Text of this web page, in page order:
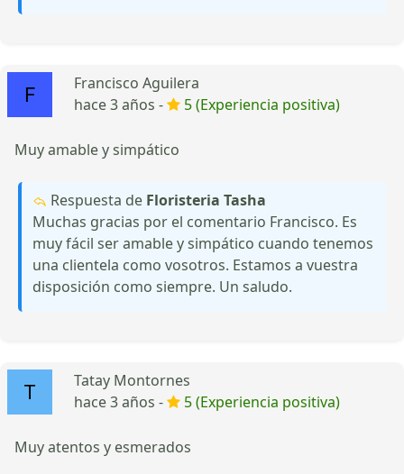
Francisco Aguilera
hace 3 años -
5 (Experiencia positiva)
Muy amable y simpático
Respuesta de Floristeria Tasha
Muchas gracias por el comentario Francisco. Es
muy fácil ser amable y simpático cuando tenemos
una clientela como vosotros. Estamos a vuestra
disposición como siempre. Un saludo.
Tatay Montornes
hace 3 años -
5 (Experiencia positiva)
Muy atentos y esmerados